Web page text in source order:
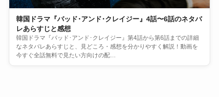
韓国ドラマ『バッド･アンド･クレイジー』4話〜6話のネタバ
レあらすじと感想
韓国ドラマ『バッド･アンド･クレイジー』第4話から第6話までの詳細
なネタバレあらすじと、見どころ・感想を分かりやすく解説！動画を
今すぐ全話無料で見たい方向けの配…